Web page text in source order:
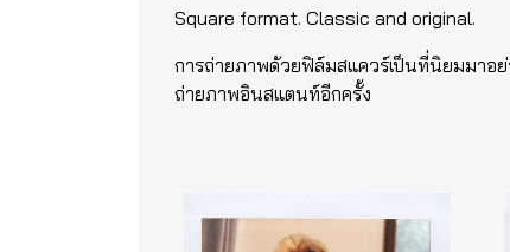
Square format. Classic and original.
การถ่ายภาพด้วยฟิล์มสแควร์เป็นที่นิยมมาอ
ถ่ายภาพอินสแตนท์อีกครั้ง